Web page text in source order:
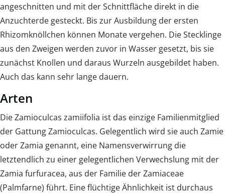
angeschnitten und mit der Schnittfläche direkt in die
Anzuchterde gesteckt. Bis zur Ausbildung der ersten
Rhizomknöllchen können Monate vergehen. Die Stecklinge
aus den Zweigen werden zuvor in Wasser gesetzt, bis sie
zunächst Knollen und daraus Wurzeln ausgebildet haben.
Auch das kann sehr lange dauern.
Arten
Die Zamioculcas zamiifolia ist das einzige Familienmitglied
der Gattung Zamioculcas. Gelegentlich wird sie auch Zamie
oder Zamia genannt, eine Namensverwirrung die
letztendlich zu einer gelegentlichen Verwechslung mit der
Zamia furfuracea, aus der Familie der Zamiaceae
(Palmfarne) führt. Eine flüchtige Ähnlichkeit ist durchaus